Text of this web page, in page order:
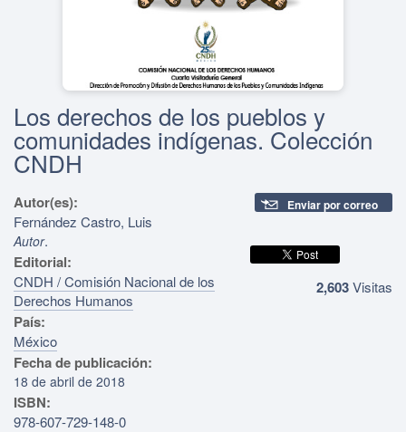
Los derechos de los pueblos y
comunidades indígenas. Colección
CNDH
Autor(es):
Fernández Castro, Luis
Autor.
Editorial:
CNDH / Comisión Nacional de los
Derechos Humanos
País:
México
Fecha de publicación:
18 de abril de 2018
ISBN:
978-607-729-148-0
Enviar por correo
2,603Visitas